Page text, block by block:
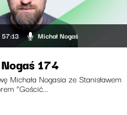
57:13 Michał Nogaś
174
Michała Nogasia ze Stanisławem
“Gościć...